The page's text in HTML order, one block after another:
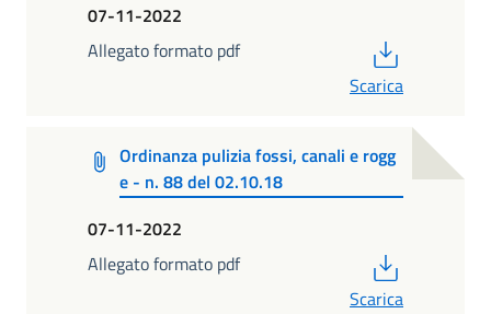
07-11-2022
Allegato formato pdf
Scarica
Ordinanza pulizia fossi, canali e rogg
e - n. 88 del 02.10.18
07-11-2022
Allegato formato pdf
Scarica